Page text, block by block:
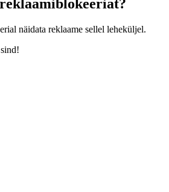
reklaamiblokeeriat?
näidata reklaame sellel leheküljel.